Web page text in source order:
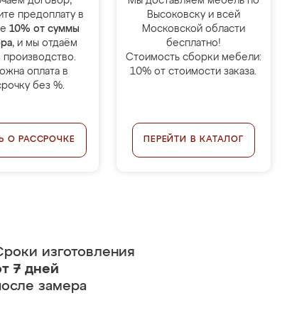
предоплату в
10% от суммы
, и мы отдаём
производство.
оплата в
без %.
О РАССРОЧКЕ
Высоковску и всей
Московской области
бесплатно!
Стоимость сборки мебели:
10% от стоимости заказа.
ПЕРЕЙТИ В КАТАЛОГ
изготовления
7 дней
замера